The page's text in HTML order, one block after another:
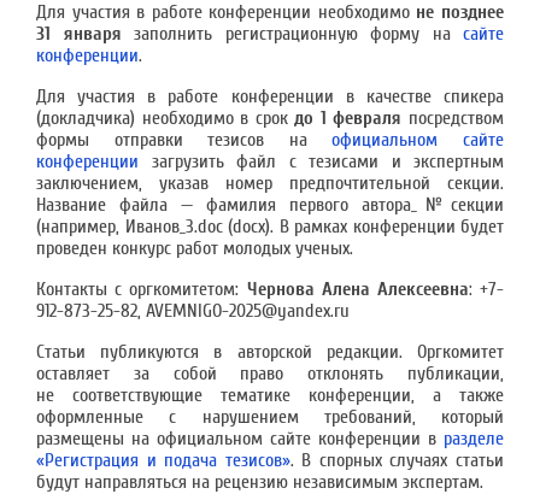
Для участия в работе конференции необходимо не позднее
31 января заполнить регистрационную форму на сайте
конференции.
Для участия в работе конференции в качестве спикера
(докладчика) необходимо в срокдо 1 февраля посредством
формы отправки тезисов наофициальном сайте
конференции загрузить файл с тезисами и экспертным
заключением, указав номер предпочтительной секции.
Название файла — фамилия первого автора_№секции
(например, Иванов_3.doc (docx). В рамках конференции будет
проведен конкурс работ молодых ученых.
Контакты с оргкомитетом: Чернова Алена Алексеевна: +7-
912-873-25-82, AVEMNIGO-2025@yandex.ru
Статьи публикуются в авторской редакции. Оргкомитет
оставляет за собой право отклонять публикации,
не соответствующие тематике конференции, а также
оформленные с нарушением требований, который
размещены на официальном сайте конференции в разделе
«Регистрация и подача тезисов». В спорных случаях статьи
будут направляться на рецензию независимым экспертам.